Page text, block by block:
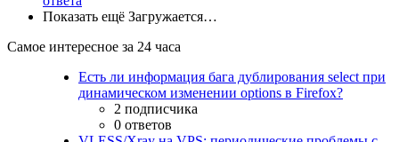
Показать ещё Загружается…
Самое интересное за 24 часа
Есть ли информация бага дублирования select при
динамическом изменении options в Firefox?
2 подписчика
0 ответов